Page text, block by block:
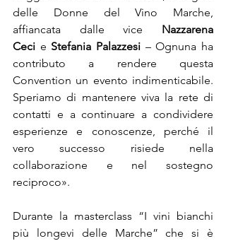
delle Donne del Vino Marche,
affiancata dalle vice Nazzarena
Ceci e Stefania Palazzesi – Ognuna ha
contributo a rendere questa
Convention un evento indimenticabile.
Speriamo di mantenere viva la rete di
contatti e a continuare a condividere
esperienze e conoscenze, perché il
vero successo risiede nella
collaborazione e nel sostegno
reciproco».
Durante la masterclass “I vini bianchi
più longevi delle Marche” che si è